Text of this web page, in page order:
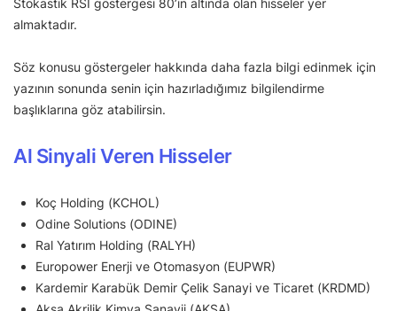
Stokastik RSI göstergesi 80’in altında olan hisseler yer
almaktadır.
Söz konusu göstergeler hakkında daha fazla bilgi edinmek için
yazının sonunda senin için hazırladığımız bilgilendirme
başlıklarına göz atabilirsin.
Al Sinyali Veren Hisseler
Koç Holding (KCHOL)
Odine Solutions (ODINE)
Ral Yatırım Holding (RALYH)
Europower Enerji ve Otomasyon (EUPWR)
Kardemir Karabük Demir Çelik Sanayi ve Ticaret (KRDMD)